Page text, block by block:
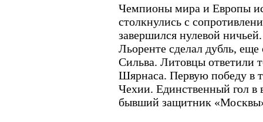
Чемпионы мира и Европы
столкнулись с
завершился нулевой
Льоренте сделал дубль,
Сильва. Литовцы ответили
Шярнаса. Первую победу в
Чехии. Единственный гол в
бывший защитник